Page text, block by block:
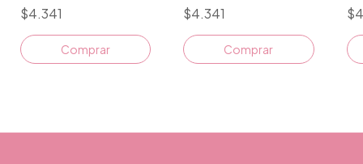
$4.341
Comprar
$4.341
Comprar